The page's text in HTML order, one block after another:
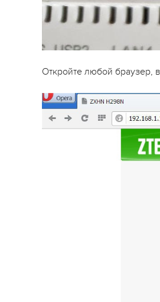
Откройте любой браузер,